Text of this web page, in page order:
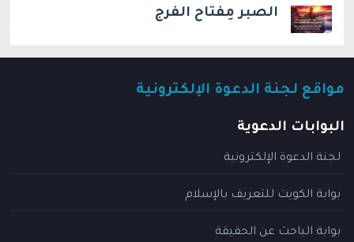
الصبر مِفتاح الفرج
مواقع لجنة الدعوة الإلكترونية
البوابات الدعوية
لجنة الدعوة الإلكترونية
بوابة الكويت للتعريف بالإسلام
بوابة الباحث عن الحقيقة